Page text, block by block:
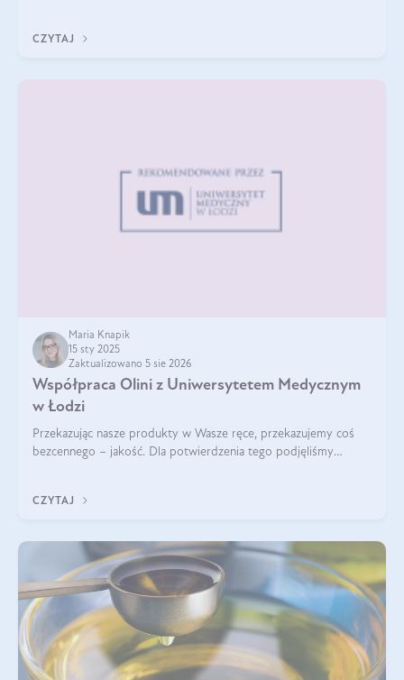
CZYTAJ
Maria Knapik
15 sty 2025
Zaktualizowano 5 sie 2026
Współpraca Olini z Uniwersytetem Medycznym
w Łodzi
Przekazując nasze produkty w Wasze ręce, przekazujemy coś
bezcennego – jakość. Dla potwierdzenia tego podjęliśmy
CZYTAJ